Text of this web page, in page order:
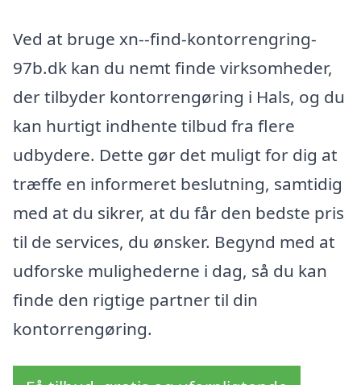
Ved at bruge xn--find-kontorrengring-
97b.dk kan du nemt finde virksomheder,
der tilbyder kontorrengøring i Hals, og du
kan hurtigt indhente tilbud fra flere
udbydere. Dette gør det muligt for dig at
træffe en informeret beslutning, samtidig
med at du sikrer, at du får den bedste pris
til de services, du ønsker. Begynd med at
udforske mulighederne i dag, så du kan
finde den rigtige partner til din
kontorrengøring.